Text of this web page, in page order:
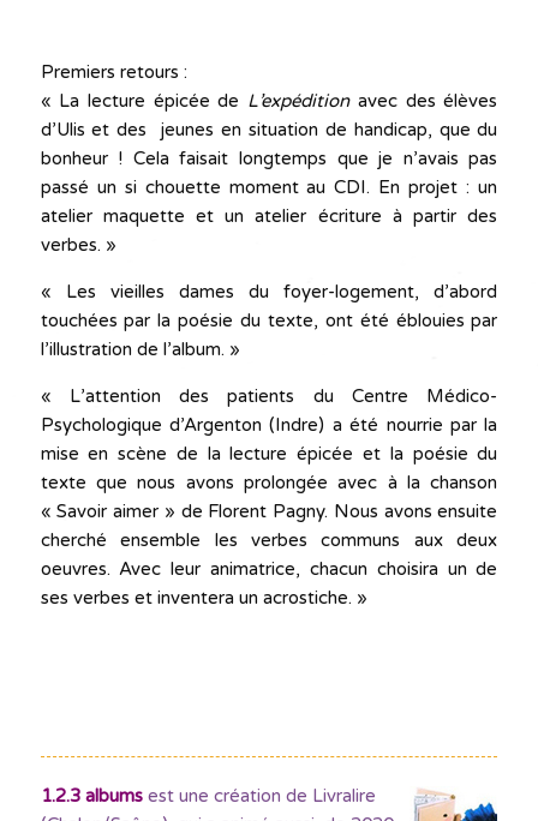
Premiers retours :
« La lecture épicée de L’expéditionavec des élèves
d’Ulis et des jeunes en situation de handicap, que du
bonheur ! Cela faisait longtemps que je n’avais pas
passé un si chouette moment au CDI. En projet : un
atelier maquette et un atelier écriture à partir des
verbes. »
« Les vieilles dames du foyer-logement, d’abord
touchées par la poésie du texte, ont été éblouies par
l’illustration de l’album. »
« L’attention des patients du Centre Médico-
Psychologique d’Argenton (Indre) a été nourrie par la
mise en scène de la lecture épicée et la poésie du
texte que nous avons prolongée avec à la chanson
« Savoir aimer » de Florent Pagny. Nous avons ensuite
cherché ensemble les verbes communs aux deux
oeuvres. Avec leur animatrice, chacun choisira un de
ses verbes et inventera un acrostiche. »
1.2.3 albumsest une création de Livralire